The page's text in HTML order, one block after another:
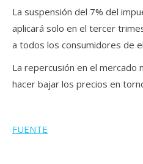
La suspensión del 7% del
aplicará solo en el tercer
a todos los consumidores de
La repercusión en el mercado
hacer bajar los precios en
FUENTE